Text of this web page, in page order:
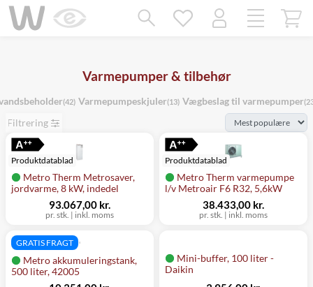
Varmepumper & tilbehør
(42) Varmepumpeskjuler(13) Vægbeslag til varmepumper
Filtrering
Metro Therm Metrosaver,
jordvarme, 8 kW, indedel
Produktdatablad
pr. stk. | inkl. moms
93.067,00 kr.
Metro Therm varmepumpe
l/v Metroair F6 R32, 5,6kW
Produktdatablad
pr. stk. | inkl. moms
38.433,00 kr.
Metro akkumuleringstank,
500 liter, 42005
GRATIS FRAGT
Mini-buffer, 100 liter -
Daikin
Mangler chatten?
Ret samtykke!